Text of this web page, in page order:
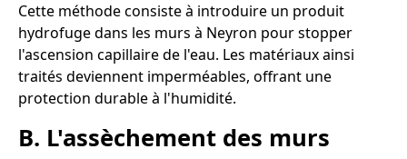
Cette méthode consiste à introduire un produit
hydrofuge dans les murs à Neyron pour stopper
l'ascension capillaire de l'eau. Les matériaux ainsi
traités deviennent imperméables, offrant une
protection durable à l'humidité.
B. L'assèchement des murs